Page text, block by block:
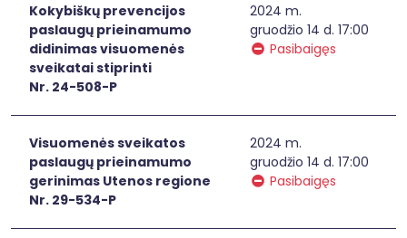
Kokybiškų prevencijos
paslaugų prieinamumo
didinimas visuomenės
sveikatai stiprinti
Nr. 24-508-P
2024 m.
gruodžio 14 d. 17:00
Pasibaigęs
Visuomenės sveikatos
paslaugų prieinamumo
gerinimas Utenos regione
Nr. 29-534-P
2024 m.
gruodžio 14 d. 17:00
Pasibaigęs